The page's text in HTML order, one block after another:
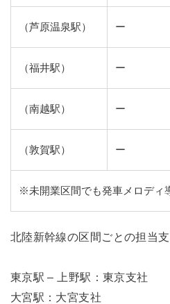
（芦原温泉駅） ー
（福井駅） ー
（南越駅） ー
（敦賀駅） ー
※未開業区間でも発車メロディ
北陸新幹線の区間ごとの担当支
東京駅 – 上野駅：東京支社
大宮駅：大宮支社